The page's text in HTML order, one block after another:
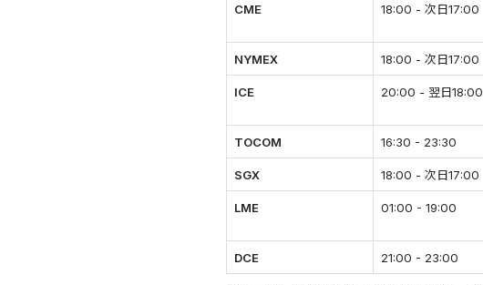
CME 18:00 - 次日17:00
NYMEX 18:00 - 次日17:00
ICE 20:00 - 翌日18:00
TOCOM 16:30 - 23:30
SGX 18:00 - 次日17:00
LME 01:00 - 19:00
DCE 21:00 - 23:00